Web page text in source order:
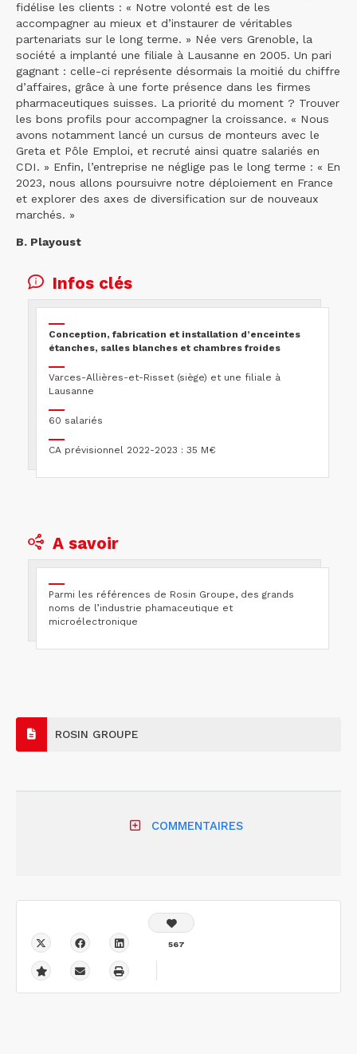
fidélise les clients : « Notre volonté est de les
accompagner au mieux et d’instaurer de véritables
partenariats sur le long terme. » Née vers Grenoble, la
société a implanté une filiale à Lausanne en 2005. Un pari
gagnant : celle-ci représente désormais la moitié du chiffre
d’affaires, grâce à une forte présence dans les firmes
pharmaceutiques suisses. La priorité du moment ? Trouver
les bons profils pour accompagner la croissance. « Nous
avons notamment lancé un cursus de monteurs avec le
Greta et Pôle Emploi, et recruté ainsi quatre salariés en
CDI. » Enfin, l’entreprise ne néglige pas le long terme : « En
2023, nous allons poursuivre notre déploiement en France
et explorer des axes de diversification sur de nouveaux
marchés. »
B. Playoust
Infos clés
Conception, fabrication et installation d’enceintes
étanches, salles blanches et chambres froides
Varces-Allières-et-Risset (siège) et une filiale à
Lausanne
60 salariés
CA prévisionnel 2022-2023 : 35 M€
A savoir
Parmi les références de Rosin Groupe, des grands
noms de l’industrie phamaceutique et
microélectronique
ROSIN GROUPE
COMMENTAIRES
567